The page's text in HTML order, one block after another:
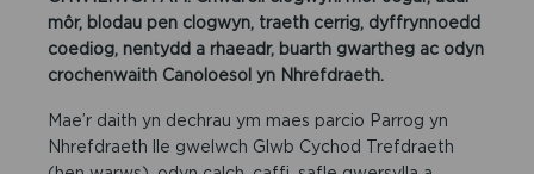
môr, blodau pen clogwyn, traeth cerrig, dyffrynnoedd
coediog, nentydd a rhaeadr, buarth gwartheg ac odyn
crochenwaith Canoloesol yn Nhrefdraeth.
Mae’r daith yn dechrau ym maes parcio Parrog yn
Nhrefdraeth lle gwelwch Glwb Cychod Trefdraeth